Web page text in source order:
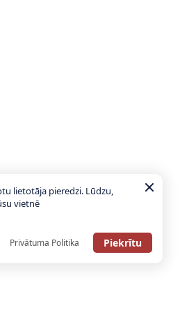
lietotāja pieredzi. Lūdzu,
vietnē
Privātuma Politika Piekrītu